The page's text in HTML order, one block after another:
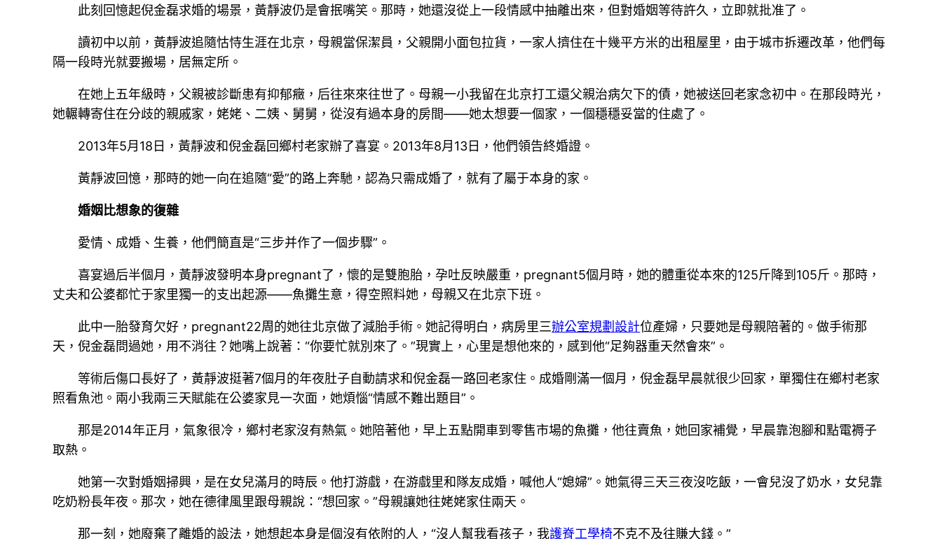
此刻回憶起倪金磊求婚的場景，黃靜波仍是會抿嘴笑。那時，她還沒從上一段情感中抽離出來，但對婚姻等待許久，立即就批准了。
讀初中以前，黃靜波追隨怙恃生涯在北京，母親當保潔員，父親開小面包拉貨，一家人擠住在十幾平方米的出租屋里，由于城市拆遷改革，他們每
隔一段時光就要搬場，居無定所。
在她上五年級時，父親被診斷患有抑郁癥，后往來來往世了。母親一小我留在北京打工還父親治病欠下的債，她被送回老家念初中。在那段時光，
她輾轉寄住在分歧的親戚家，姥姥、二姨、舅舅，從沒有過本身的房間——她太想要一個家，一個穩穩妥當的住處了。
2013年5月18日，黃靜波和倪金磊回鄉村老家辦了喜宴。2013年8月13日，他們領告終婚證。
黃靜波回憶，那時的她一向在追隨“愛”的路上奔馳，認為只需成婚了，就有了屬于本身的家。
婚姻比想象的復雜
愛情、成婚、生養，他們簡直是“三步并作了一個步驟”。
喜宴過后半個月，黃靜波發明本身pregnant了，懷的是雙胞胎，孕吐反映嚴重，pregnant5個月時，她的體重從本來的125斤降到105斤。那時，
丈夫和公婆都忙于家里獨一的支出起源——魚攤生意，得空照料她，母親又在北京下班。
此中一胎發育欠好，pregnant22周的她往北京做了減胎手術。她記得明白，病房里三辦公室規劃設計位產婦，只要她是母親陪著的。做手術那
天，倪金磊問過她，用不消往？她嘴上說著：“你要忙就別來了。”現實上，心里是想他來的，感到他“足夠器重天然會來”。
等術后傷口長好了，黃靜波挺著7個月的年夜肚子自動請求和倪金磊一路回老家住。成婚剛滿一個月，倪金磊早晨就很少回家，單獨住在鄉村老家
照看魚池。兩小我兩三天賦能在公婆家見一次面，她煩惱“情感不難出題目”。
那是2014年正月，氣象很冷，鄉村老家沒有熱氣。她陪著他，早上五點開車到零售市場的魚攤，他往賣魚，她回家補覺，早晨靠泡腳和點電褥子
取熱。
她第一次對婚姻掃興，是在女兒滿月的時辰。他打游戲，在游戲里和隊友成婚，喊他人“媳婦”。她氣得三天三夜沒吃飯，一會兒沒了奶水，女兒靠
吃奶粉長年夜。那次，她在德律風里跟母親說：“想回家。”母親讓她往姥姥家住兩天。
那一刻，她廢棄了離婚的設法，她想起本身是個沒有依附的人，“沒人幫我看孩子，我護脊工學椅不克不及往賺大錢。”